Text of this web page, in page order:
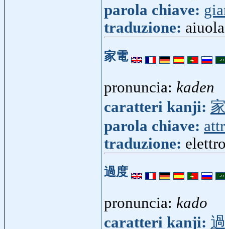
parola chiave:
traduzione: aiuola
家電
pronuncia: kaden
caratteri kanji:
parola chiave:
traduzione:
過度
pronuncia: kado
caratteri kanji: